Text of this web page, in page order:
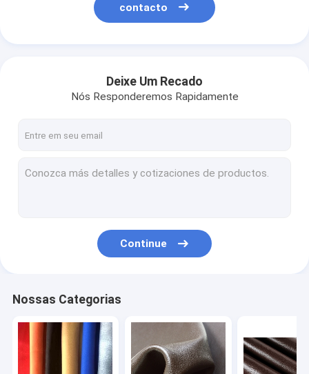
contacto
Deixe Um Recado
Nós Responderemos Rapidamente
Continue
Nossas Categorias